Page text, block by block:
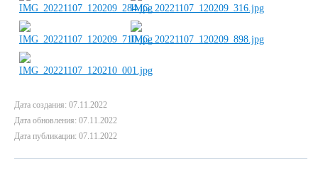
Дата создания: 07.11.2022
Дата обновления: 07.11.2022
Дата публикации: 07.11.2022